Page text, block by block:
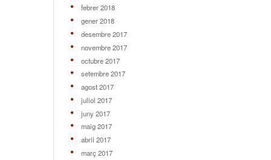
febrer 2018
gener 2018
desembre 2017
novembre 2017
octubre 2017
setembre 2017
agost 2017
juliol 2017
juny 2017
maig 2017
abril 2017
març 2017